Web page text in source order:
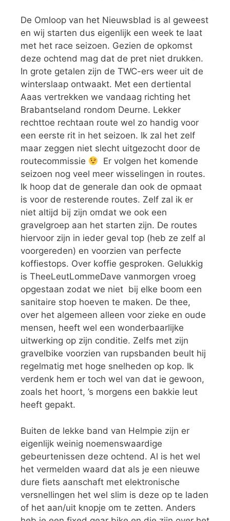
De Omloop van het Nieuwsblad is al geweest
en wij starten dus eigenlijk een week te laat
met het race seizoen. Gezien de opkomst
deze ochtend mag dat de pret niet drukken.
In grote getalen zijn de TWC-ers weer uit de
winterslaap ontwaakt. Met een dertiental
Aaas vertrekken we vandaag richting het
Brabantseland rondom Deurne. Lekker
rechttoe rechtaan route wel zo handig voor
een eerste rit in het seizoen. Ik zal het zelf
maar zeggen niet slecht uitgezocht door de
routecommissie
Er volgen het komende
seizoen nog veel meer wisselingen in routes.
Ik hoop dat de generale dan ook de opmaat
is voor de resterende routes. Zelf zal ik er
niet altijd bij zijn omdat we ook een
gravelgroep aan het starten zijn. De routes
hiervoor zijn in ieder geval top (heb ze zelf al
voorgereden) en voorzien van perfecte
koffiestops. Over koffie gesproken. Gelukkig
is TheeLeutLommeDave vanmorgen vroeg
opgestaan zodat we niet bij elke boom een
sanitaire stop hoeven te maken. De thee,
over het algemeen alleen voor zieke en oude
mensen, heeft wel een wonderbaarlijke
uitwerking op zijn conditie. Zelfs met zijn
gravelbike voorzien van rupsbanden beult hij
regelmatig met hoge snelheden op kop. Ik
verdenk hem er toch wel van dat ie gewoon,
zoals het hoort, ’s morgens een bakkie leut
heeft gepakt.
Buiten de lekke band van Helmpie zijn er
eigenlijk weinig noemenswaardige
gebeurtenissen deze ochtend. Al is het wel
het vermelden waard dat als je een nieuwe
dure fiets aanschaft met elektronische
versnellingen het wel slim is deze op te laden
of het aan/uit knopje om te zetten. Anders